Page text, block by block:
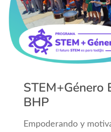
STEM+Género
BHP
Empoderando y